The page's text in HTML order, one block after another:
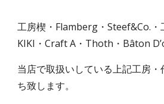
工房楔・Flamberg・Steef&Co.・
KIKI・Craft A・Thoth・Bâton
当店で取扱いしている上記工房
ち致します。